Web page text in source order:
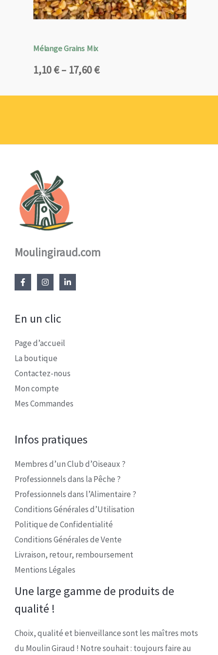
Mélange Grains Mix
1,10€– 17,60€
Plage
prix :
Moulingiraud.com
En un clic
Page d’accueil
La boutique
Contactez-nous
Mon compte
Mes Commandes
Infos pratiques
Membres d’un Club d’Oiseaux ?
Professionnels dans la Pêche ?
Professionnels dans l’Alimentaire ?
Conditions Générales d’Utilisation
Politique de Confidentialité
Conditions Générales de Vente
Livraison, retour, remboursement
Mentions Légales
Une large gamme de produits de
qualité !
Choix, qualité et bienveillance sont les maîtres mots
du Moulin Giraud ! Notre souhait : toujours faire au